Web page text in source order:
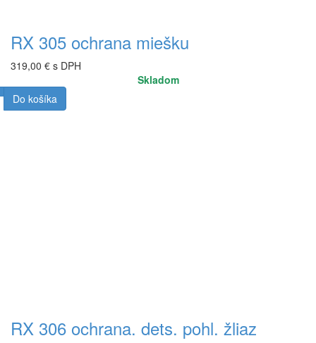
RX 305 ochrana miešku
319,00 € s DPH
Skladom
Do košíka
RX 306 ochrana. dets. pohl. žliaz